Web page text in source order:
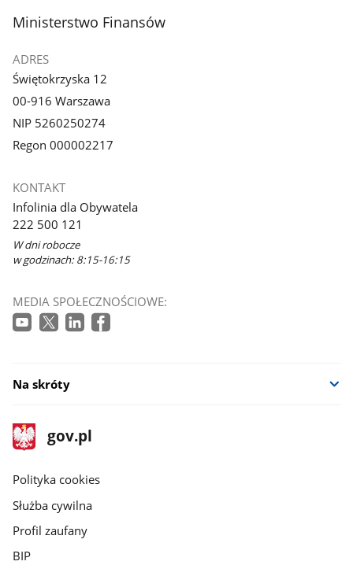
stopka
Ministerstwo Finansów
ADRES
Świętokrzyska 12
00-916 Warszawa
NIP 5260250274
Regon 000002217
KONTAKT
Infolinia dla Obywatela
222 500 121
W dni robocze
w godzinach: 8:15-16:15
MEDIA SPOŁECZNOŚCIOWE:
Na skróty
stopka
gov.pl
Strona
gov.pl
gov.pl
Polityka cookies
Służba cywilna
Profil zaufany
BIP